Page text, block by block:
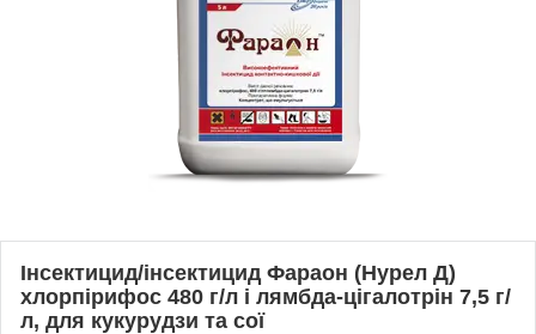
Інсектицид/інсектицид Фараон (Нурел Д)
хлорпірифос 480 г/л і лямбда-цігалотрін 7,5 г/
л, для кукурудзи та сої